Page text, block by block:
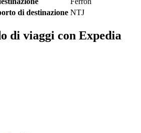
di destinazione NTJ
di viaggi con Expedia